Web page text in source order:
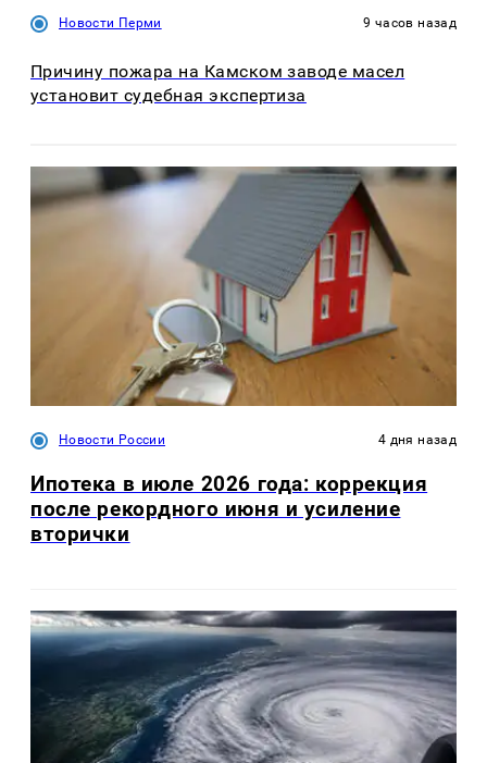
Новости Перми 9 часов назад
Причину пожара на Камском заводе масел
установит судебная экспертиза
Новости России 4 дня назад
Ипотека в июле 2026 года: коррекция
после рекордного июня и усиление
вторички